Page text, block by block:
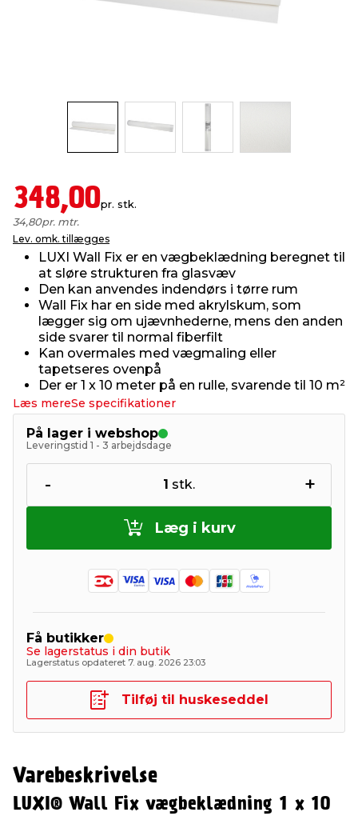
& ukrudt
& syltning
348,00pr. stk.
34,80pr. mtr.
Lev. omk. tillægges
LUXI Wall Fix er en vægbeklædning beregnet til
at sløre strukturen fra glasvæv
Den kan anvendes indendørs i tørre rum
Wall Fix har en side med akrylskum, som
lægger sig om ujævnhederne, mens den anden
side svarer til normal fiberfilt
Kan overmales med vægmaling eller
tapetseres ovenpå
Der er 1 x 10 meter på en rulle, svarende til 10 m²
Læs mereSe specifikationer
På lager i webshop
Leveringstid 1 - 3 arbejdsdage
- 1 stk. +
Læg i kurv
Få butikker
Se lagerstatus i din butik
Lagerstatus opdateret 7. aug. 2026 23:03
Tilføj til huskeseddel
Varebeskrivelse
LUXI® Wall Fix vægbeklædning 1 x 10